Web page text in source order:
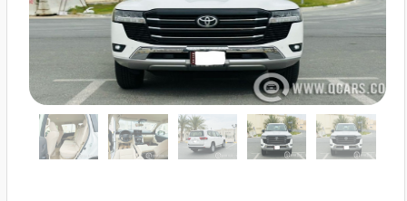
تسجيل
الدخول
English
مستثمري